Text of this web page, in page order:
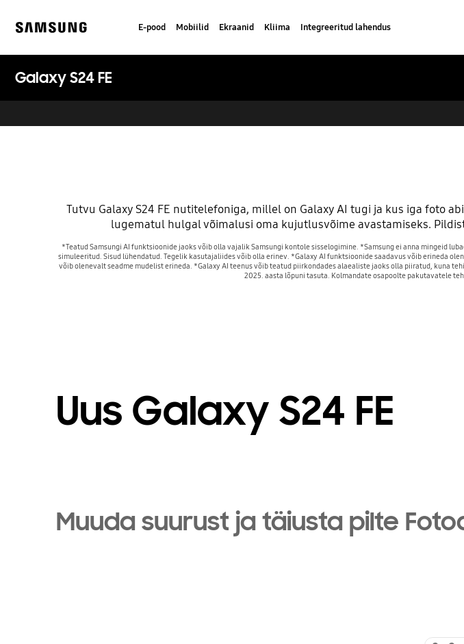
content
E-pood Mobiilid Ekraanid Kliima Integreeritud lahendus
Galaxy S24 FE
Tutvu Galaxy S24 FE nutitelefoniga, millel on Galaxy AI tugi ja kus iga foto
lugematul hulgal võimalusi oma kujutlusvõime avastamiseks.
*Teatud Samsungi AI funktsioonide jaoks võib olla vajalik Samsungi kontole sisselogimine. *Samsung ei anna mingeid
simuleeritud. Sisud lühendatud. Tegelik kasutajaliides võib olla erinev. *Galaxy AI funktsioonide saadavus võib erineda
võib olenevalt seadme mudelist erineda. *Galaxy AI teenus võib teatud piirkondades alaealiste jaoks olla piiratud, kuna
2025. aasta lõpuni tasuta. Kolmandate osapoolte pakutavatele
Uus Galaxy S24 FE
Muuda suurust ja täiusta pilte